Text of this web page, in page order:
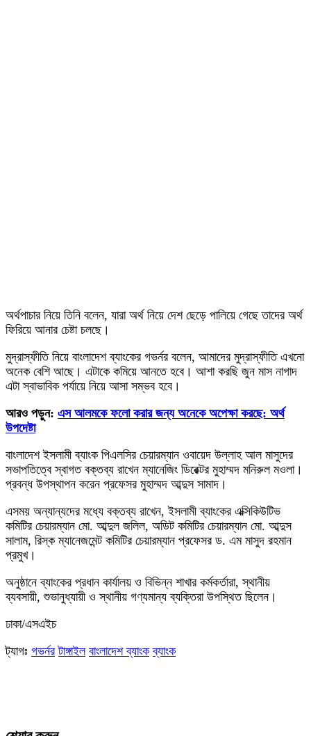
অর্থপাচার নিয়ে তিনি বলেন, যারা অর্থ নিয়ে দেশ ছেড়ে পালিয়ে গেছে তাদের অর্থ
ফিরিয়ে আনার চেষ্টা চলছে।
মুদ্রাস্ফীতি নিয়ে বাংলাদেশ ব্যাংকের গভর্নর বলেন, আমাদের মুদ্রাস্ফীতি এখনো
অনেক বেশি আছে। এটাকে কমিয়ে আনতে হবে। আশা করছি জুন মাস নাগাদ
এটা স্বাভাবিক পর্যায়ে নিয়ে আসা সম্ভব হবে।
আরও পড়ুন: এস আলমকে ফলো করার জন্য অনেকে অপেক্ষা করছে: অর্থ
উপদেষ্টা
বাংলাদেশ ইসলামী ব্যাংক পিএলসির চেয়ারম্যান ওবায়েদ উল্লাহ আল মাসুদের
সভাপতিত্বে স্বাগত বক্তব্য রাখেন ম্যানেজিং ডিরেক্টর মুহাম্মদ মনিরুল মওলা।
প্রবন্ধ উপস্থাপন করেন প্রফেসর মুহাম্মদ আব্দুস সামাদ।
এসময় অন্যান্যদের মধ্যে বক্তব্য রাখেন, ইসলামী ব্যাংকের এক্সিকিউটিভ
কমিটির চেয়ারম্যান মো. আব্দুল জলিল, অডিট কমিটির চেয়ারম্যান মো. আব্দুস
সালাম, রিস্ক ম্যানেজমেন্ট কমিটির চেয়ারম্যান প্রফেসর ড. এম মাসুদ রহমান
প্রমুখ।
অনুষ্ঠানে ব্যাংকের প্রধান কার্যালয় ও বিভিন্ন শাখার কর্মকর্তারা, স্থানীয়
ব্যবসায়ী, শুভানুধ্যায়ী ও স্থানীয় গণ্যমান্য ব্যক্তিরা উপস্থিত ছিলেন।
ঢাকা/এসএইচ
ট্যাগঃ গভর্নর টাঙ্গাই‌ল বাংলাদেশ ব্যাংক ব্যাংক